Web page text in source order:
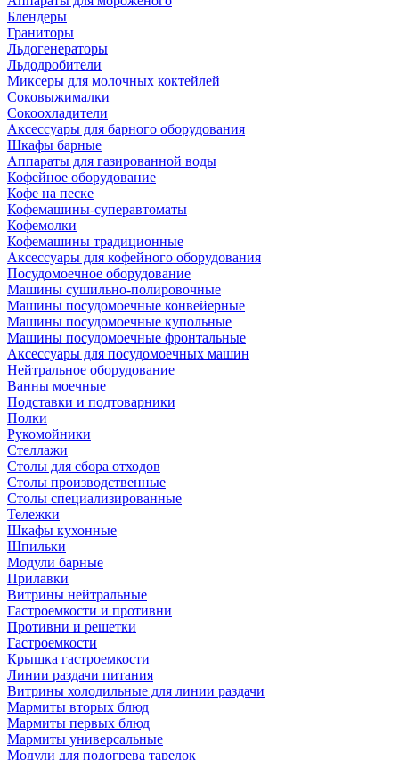
Блендеры
Граниторы
Льдогенераторы
Льдодробители
Миксеры для молочных коктейлей
Соковыжималки
Сокоохладители
Аксессуары для барного оборудования
Шкафы барные
Аппараты для газированной воды
Кофейное оборудование
Кофе на песке
Кофемашины-суперавтоматы
Кофемолки
Кофемашины традиционные
Аксессуары для кофейного оборудования
Посудомоечное оборудование
Машины сушильно-полировочные
Машины посудомоечные конвейерные
Машины посудомоечные купольные
Машины посудомоечные фронтальные
Аксессуары для посудомоечных машин
Нейтральное оборудование
Ванны моечные
Подставки и подтоварники
Полки
Рукомойники
Стеллажи
Столы для сбора отходов
Столы производственные
Столы специализированные
Тележки
Шкафы кухонные
Шпильки
Модули барные
Прилавки
Витрины нейтральные
Гастроемкости и противни
Противни и решетки
Гастроемкости
Крышка гастроемкости
Линии раздачи питания
Витрины холодильные для линии раздачи
Мармиты вторых блюд
Мармиты первых блюд
Мармиты универсальные
Модули для подогрева тарелок